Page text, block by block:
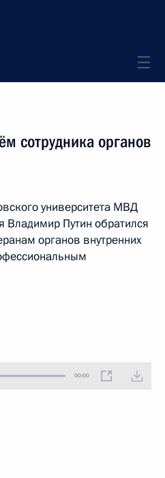
сотрудника органов
университета МВД
Владимир Путин обратился
органов внутренних
00:00